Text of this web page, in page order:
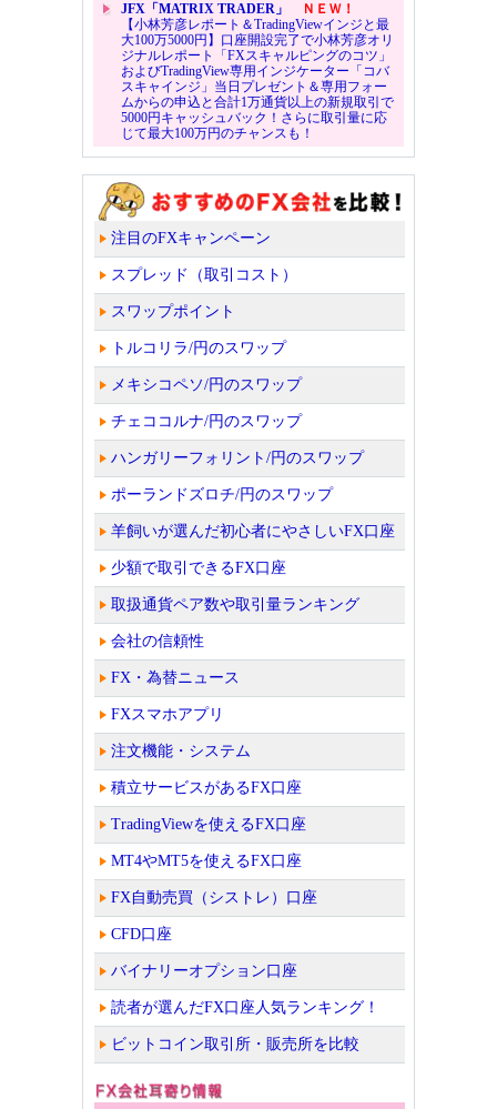
JFX「MATRIX TRADER」
ＮＥＷ！
【小林芳彦レポート＆TradingViewインジと最
大100万5000円】口座開設完了で小林芳彦オリ
ジナルレポート「FXスキャルピングのコツ」
およびTradingView専用インジケーター「コバ
スキャインジ」当日プレゼント＆専用フォー
ムからの申込と合計1万通貨以上の新規取引で
5000円キャッシュバック！さらに取引量に応
じて最大100万円のチャンスも！
注目のFXキャンペーン
スプレッド（取引コスト）
スワップポイント
トルコリラ/円のスワップ
メキシコペソ/円のスワップ
チェココルナ/円のスワップ
ハンガリーフォリント/円のスワップ
ポーランドズロチ/円のスワップ
羊飼いが選んだ初心者にやさしいFX口座
少額で取引できるFX口座
取扱通貨ペア数や取引量ランキング
会社の信頼性
FX・為替ニュース
FXスマホアプリ
注文機能・システム
積立サービスがあるFX口座
TradingViewを使えるFX口座
MT4やMT5を使えるFX口座
FX自動売買（シストレ）口座
CFD口座
バイナリーオプション口座
読者が選んだFX口座人気ランキング！
ビットコイン取引所・販売所を比較